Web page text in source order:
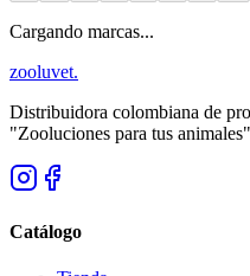
Cargando marcas...
zooluvet.
Distribuidora colombiana de
"Zooluciones para tus animales"
Catálogo